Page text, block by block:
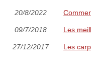
20/8/2022
09/7/2018 Les
27/12/2017 Les